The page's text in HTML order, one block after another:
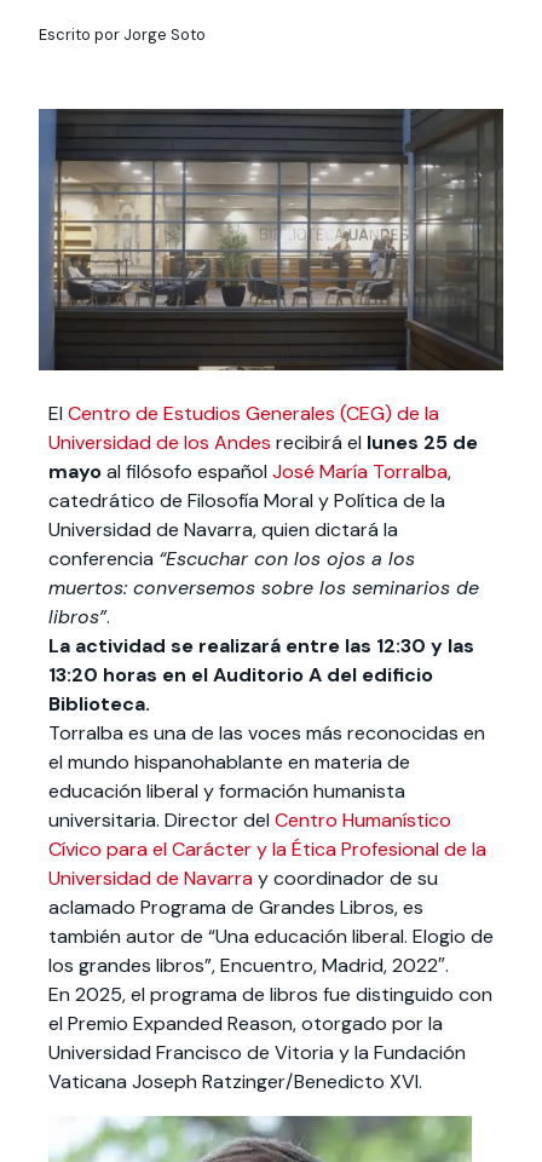
cursos
Te puede
interesar:
International
students
Facultades
sociedad
Te puede interesar:Filantropía y Donaciones
intercambio
Te puede
interesar:
Explora el campus
Uandes
Noticias
estudiantiles
Escrito por Jorge Soto
El Centro de Estudios Generales (CEG) de la
Universidad de los Andes recibirá el lunes 25 de
mayoal filósofo español José María Torralba,
catedrático de Filosofía Moral y Política de la
Universidad de Navarra, quien dictará la
conferencia “Escuchar con los ojos a los
muertos: conversemos sobre los seminarios de
libros”.
La actividad se realizará entre las 12:30 y las
13:20 horas en el Auditorio A del edificio
Biblioteca.
Torralba es una de las voces más reconocidas en
el mundo hispanohablante en materia de
educación liberal y formación humanista
universitaria. Director del Centro Humanístico
Cívico para el Carácter y la Ética Profesional de la
Universidad de Navarray coordinador de su
aclamado Programa de Grandes Libros, es
también autor de “Una educación liberal. Elogio de
los grandes libros”, Encuentro, Madrid, 2022″.
En 2025, el programa de libros fue distinguido con
el Premio Expanded Reason, otorgado por la
Universidad Francisco de Vitoria y la Fundación
Vaticana Joseph Ratzinger/Benedicto XVI.